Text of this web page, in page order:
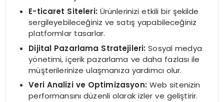
E-ticaret Siteleri: Ürünlerinizi etkili bir şekilde
sergileyebileceğiniz ve satış yapabileceğiniz
platformlar tasarlar.
Dijital Pazarlama Stratejileri: Sosyal medya
yönetimi, içerik pazarlama ve daha fazlası ile
müşterilerinize ulaşmanıza yardımcı olur.
Veri Analizi ve Optimizasyon: Web sitenizin
performansını düzenli olarak izler ve geliştirir.